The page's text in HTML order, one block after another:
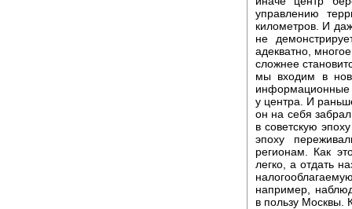
управлению
километров. И
не
адекватно,
сложнее
мы входим в
информационные
у центра. И
он на себя
в советскую
эпоху
регионам. Как
легко, а отдать
например,
в пользу Москвы.